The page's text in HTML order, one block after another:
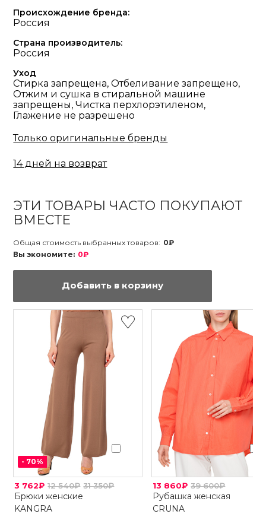
Происхождение бренда:
Россия
Страна производитель:
Россия
Уход
Стирка запрещена, Отбеливание запрещено,
Отжим и сушка в стиральной машине
запрещены, Чистка перхлорэтиленом,
Глажение не разрешено
Только оригинальные бренды
14 дней на возврат
ЭТИ ТОВАРЫ ЧАСТО ПОКУПАЮТ
ВМЕСТЕ
Общая стоимость выбранных товаров: 0₽
Вы экономите: 0₽
Добавить в корзину
- 70%
3 762₽ 12 540₽ 31 350₽
Брюки женские
KANGRA
13 860₽ 39 600₽
Рубашка женская
CRUNA